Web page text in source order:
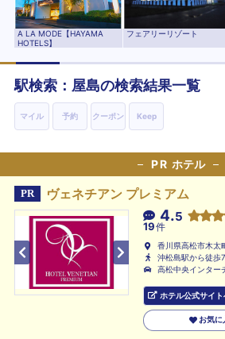
A LA MODE【HAYAMA
HOTELS】
フェアリーリゾート
駅検索： 屋島の検索結果一覧
マイル 予約 クーポン Keep
PR ホテル
PR ヴェネチアン プレミアム
4.5
19件
香川県高松市木
沖松島駅から徒歩
高松中央インター
ホテル公式サイト
お気に